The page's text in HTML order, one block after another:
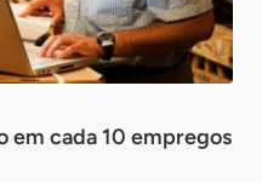
em cada 10 empregos